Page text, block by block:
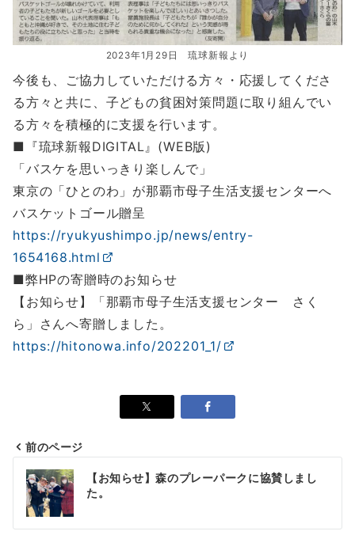
2023年1月29日 琉球新報より
今後も、ご協力していただける方々・応援してくださ
る方々と共に、子どもの貧困対策問題に取り組んでい
る方々を積極的に支援を行います。
■『琉球新報DIGITAL』(WEB版)
「バスケを思いっきり楽しんで」
東京の「ひとのわ」が那覇市母子生活支援センターへ
バスケットゴール贈呈
https://ryukyushimpo.jp/news/entry-
1654168.html
■弊HPの寄贈時のお知らせ
【お知らせ】「那覇市母子生活支援センター さく
ら」さんへ寄贈しました。
https://hitonowa.info/202201_1/
投
稿
ナ
前のページ
【お知らせ】森のプレーパークに協賛しまし
た。